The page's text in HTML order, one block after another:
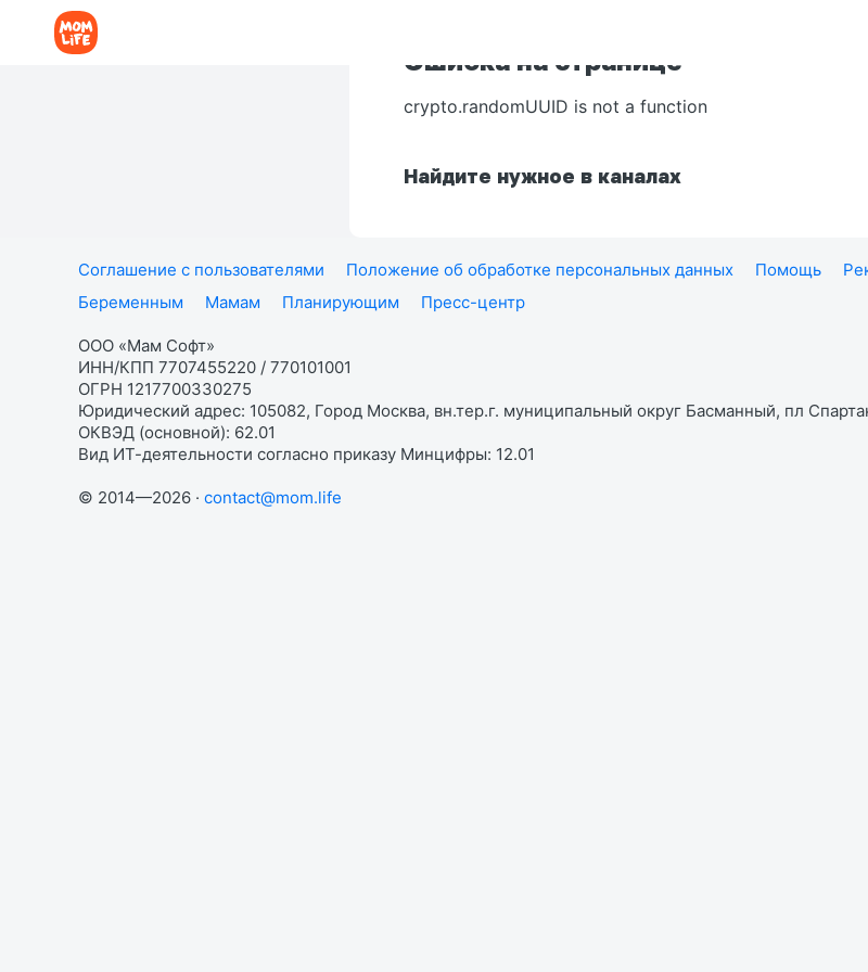
Ошибка на странице
crypto.randomUUID is not a function
Найдите нужное в каналах
Соглашение с пользователями Положение об обработке персональных данных Помощь
Беременным
Мамам Планирующим Пресс-центр
ООО «Мам Софт»
ИНН/КПП 7707455220 / 770101001
ОГРН 1217700330275
Юридический адрес: 105082, Город Москва, вн.тер.г. муниципальный округ Басманный, пл
ОКВЭД (основной): 62.01
Вид ИТ-деятельности согласно приказу Минцифры: 12.01
© 2014—2026 · contact@mom.life